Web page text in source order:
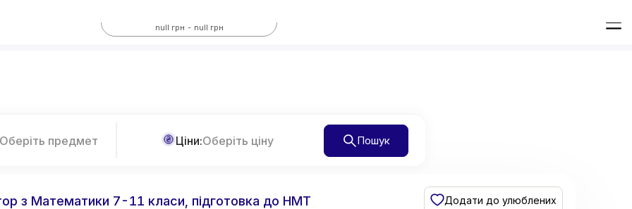
null грн - null грн
Оберіть предмет Ціни:Оберіть ціну Пошук
Більше фільтрів
з Математики 7-11 класи, підготовка до НМТ Додати до улюблених